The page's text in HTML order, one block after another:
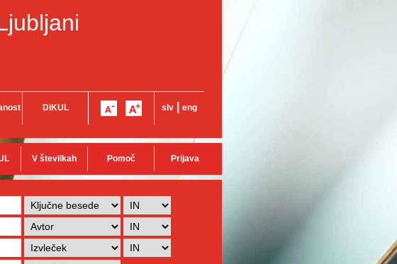
DiKUL slv eng
V številkah Pomoč Prijava